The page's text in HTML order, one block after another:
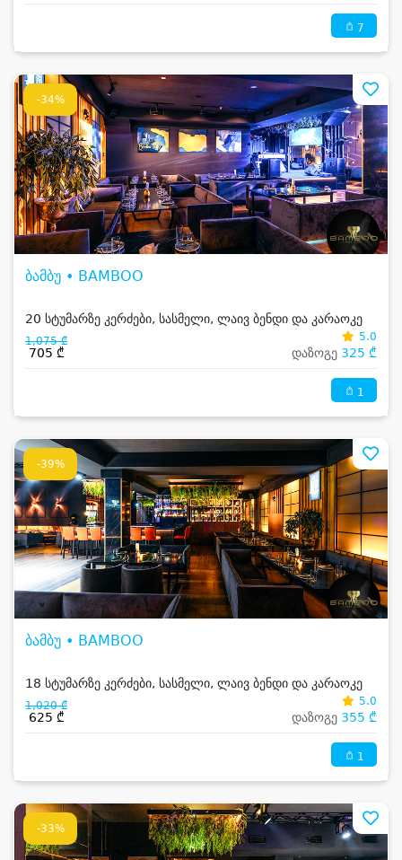
7
-34%
ბამბუ • BAMBOO
20 სტუმარზე კერძები, სასმელი, ლაივ ბენდი და კარაოკე
1,075 ₾
705 ₾
5.0
დაზოგე 325 ₾
1
-39%
ბამბუ • BAMBOO
18 სტუმარზე კერძები, სასმელი, ლაივ ბენდი და კარაოკე
1,020 ₾
625 ₾
5.0
დაზოგე 355 ₾
1
-33%